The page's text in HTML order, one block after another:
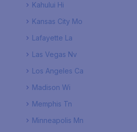
Kahului Hi
Kansas City Mo
Lafayette La
Las Vegas Nv
Los Angeles Ca
Madison Wi
Memphis Tn
Minneapolis Mn